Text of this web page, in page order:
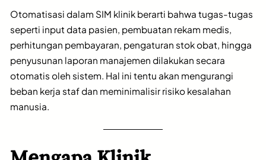
Otomatisasi dalam SIM klinik berarti bahwa tugas-tugas
seperti input data pasien, pembuatan rekam medis,
perhitungan pembayaran, pengaturan stok obat, hingga
penyusunan laporan manajemen dilakukan secara
otomatis oleh sistem. Hal ini tentu akan mengurangi
beban kerja staf dan meminimalisir risiko kesalahan
manusia.